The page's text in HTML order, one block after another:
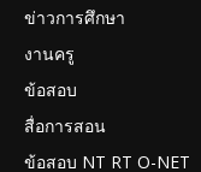
ข่าวการศึกษา
งานครู
ข้อสอบ
สื่อการสอน
ข้อสอบ NT RT O-NET